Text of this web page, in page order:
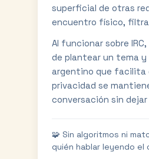
superficial de otras
encuentro físico,
Al funcionar sobre
de plantear un tema y
argentino que facilita
privacidad se
conversación sin
🧩 Sin algoritmos ni
quién hablar leyendo el